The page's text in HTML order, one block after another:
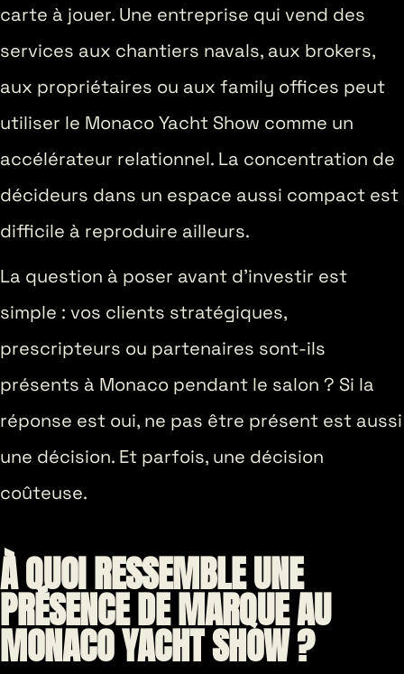
carte à jouer. Une entreprise qui vend des
services aux chantiers navals, aux brokers,
aux propriétaires ou aux family offices peut
utiliser le Monaco Yacht Show comme un
accélérateur relationnel. La concentration de
décideurs dans un espace aussi compact est
difficile à reproduire ailleurs.
La question à poser avant d’investir est
simple : vos clients stratégiques,
prescripteurs ou partenaires sont-ils
présents à Monaco pendant le salon ? Si la
réponse est oui, ne pas être présent est aussi
une décision. Et parfois, une décision
coûteuse.
À QUOI RESSEMBLE UNE
PRÉSENCE DE MARQUE AU
MONACO YACHT SHOW ?